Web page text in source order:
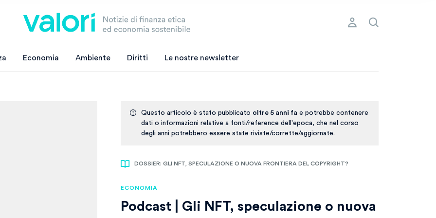
Economia Ambiente Diritti Le nostre newsletter
Questo articolo è stato pubblicato oltre 5 anni fa e potrebbe contenere
dati o informazioni relative a fonti/reference dell'epoca, che nel corso
degli anni potrebbero essere state riviste/corrette/aggiornate.
DOSSIER: GLI NFT, SPECULAZIONE O NUOVA FRONTIERA DEL COPYRIGHT?
ECONOMIA
Podcast | Gli NFT, speculazione o nuova